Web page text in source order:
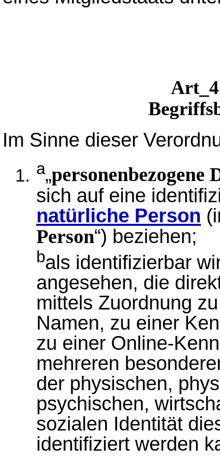
Im Sinne dieser
a„personenbezogene
sich auf eine
natürliche Person
Person“) beziehen;
bals identifizierbar
angesehen, die
mittels Zuordnung
Namen, zu einer
zu einer Online-
mehreren
der physischen,
psychischen,
sozialen Identität
identifiziert werden